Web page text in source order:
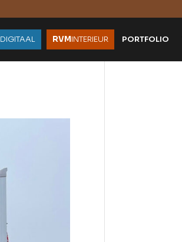
DIGITAAL RVMINTERIEUR PORTFOLIO